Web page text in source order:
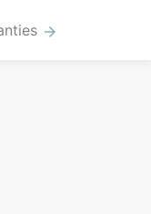
arrow_forward